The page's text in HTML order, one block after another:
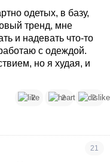
одетых, в базу,
тренд, мне
и надевать что-то
с одеждой.
но я худая, и
2 2 2
21